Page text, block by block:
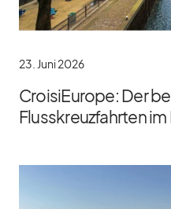
23. Juni 2026
CroisiEurope: Der
Flusskreuzfahrten